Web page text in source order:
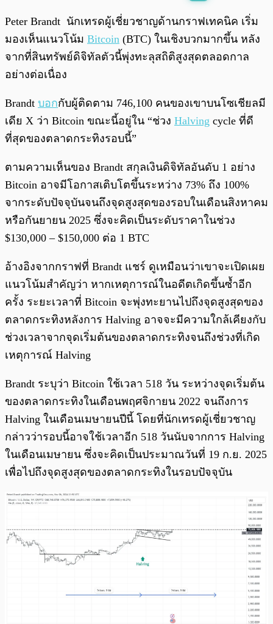
/
Peter Brandt นักเทรดผู้เชี่ยวชาญด้านกราฟเทคนิค เริ่ม
มองเห็นแนวโน้ม Bitcoin (BTC) ในเชิงบวกมากขึ้น หลัง
จากที่สินทรัพย์ดิจิทัลตัวนี้พุ่งทะลุสถิติสูงสุดตลอดกาล
อย่างต่อเนื่อง
Brandt บอกกับผู้ติดตาม 746,100 คนของเขาบนโซเชียลมี
เดีย X ว่า Bitcoin ขณะนี้อยู่ใน “ช่วง Halving cycle ที่ดี
ที่สุดของตลาดกระทิงรอบนี้”
ตามความเห็นของ Brandt สกุลเงินดิจิทัลอันดับ 1 อย่าง
Bitcoin อาจมีโอกาสเติบโตขึ้นระหว่าง 73% ถึง 100%
จากระดับปัจจุบันจนถึงจุดสูงสุดของรอบในเดือนสิงหาคม
หรือกันยายน 2025 ซึ่งจะคิดเป็นระดับราคาในช่วง
$130,000 – $150,000 ต่อ 1 BTC
อ้างอิงจากกราฟที่ Brandt แชร์ ดูเหมือนว่าเขาจะเปิดเผย
แนวโน้มสำคัญว่า หากเหตุการณ์ในอดีตเกิดขึ้นซ้ำอีก
ครั้ง ระยะเวลาที่ Bitcoin จะพุ่งทะยานไปถึงจุดสูงสุดของ
ตลาดกระทิงหลังการ Halving อาจจะมีความใกล้เคียงกับ
ช่วงเวลาจากจุดเริ่มต้นของตลาดกระทิงจนถึงช่วงที่เกิด
เหตุการณ์ Halving
Brandt ระบุว่า Bitcoin ใช้เวลา 518 วัน ระหว่างจุดเริ่มต้น
ของตลาดกระทิงในเดือนพฤศจิกายน 2022 จนถึงการ
Halving ในเดือนเมษายนปีนี้ โดยที่นักเทรดผู้เชี่ยวชาญ
กล่าวว่ารอบนี้อาจใช้เวลาอีก 518 วันนับจากการ Halving
ในเดือนเมษายน ซึ่งจะคิดเป็นประมาณวันที่ 19 ก.ย. 2025
เพื่อไปถึงจุดสูงสุดของตลาดกระทิงในรอบปัจจุบัน